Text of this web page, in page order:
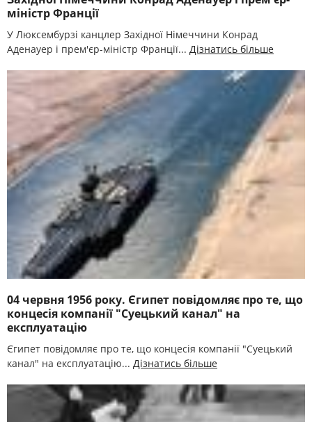
міністр Франції
У Люксембурзі канцлер Західної Німеччини Конрад
Аденауер і прем'єр-міністр Франції... Дізнатись більше
04 червня 1956 року. Єгипет повідомляє про те, що
концесія компанії "Суецький канал" на
експлуатацію
Єгипет повідомляє про те, що концесія компанії "Суецький
канал" на експлуатацію... Дізнатись більше